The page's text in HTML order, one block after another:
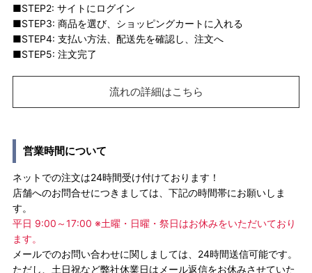
■STEP2: サイトにログイン
■STEP3: 商品を選び、ショッピングカートに入れる
■STEP4: 支払い方法、配送先を確認し、注文へ
■STEP5: 注文完了
流れの詳細はこちら
営業時間について
ネットでの注文は24時間受け付けております！
店舗へのお問合せにつきましては、下記の時間帯にお願いしま
す。
平日 9:00～17:00 ※土曜・日曜・祭日はお休みをいただいており
ます。
メールでのお問い合わせに関しましては、24時間送信可能です。
ただし、土日祝など弊社休業日はメール返信をお休みさせていた